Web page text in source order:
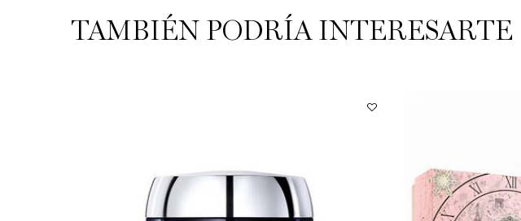
TAMBIÉN PODRÍA INTERESARTE